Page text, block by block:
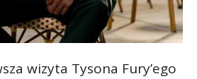
wizyta Tysona Fury’ego